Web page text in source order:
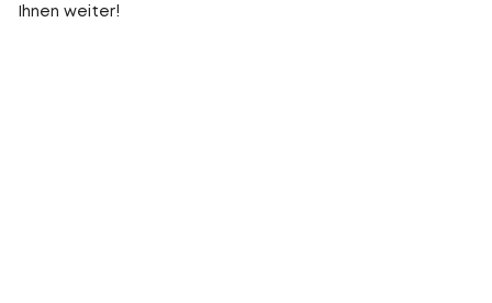
Ihnen weiter!